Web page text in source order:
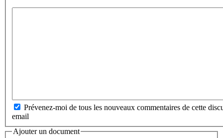
Prévenez-moi de tous les nouveaux commentaires de cette
email
Ajouter un document